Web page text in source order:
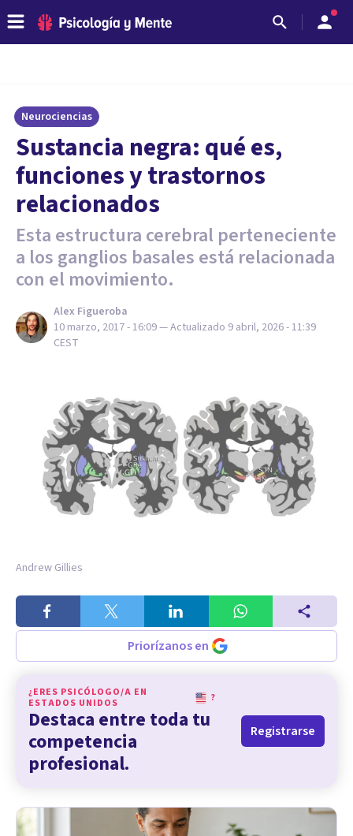
Neurociencias
Sustancia negra: qué es,
funciones y trastornos
relacionados
Esta estructura cerebral perteneciente
a los ganglios basales está relacionada
con el movimiento.
Alex Figueroba
10 marzo, 2017 - 16:09— Actualizado 9 abril, 2026 - 11:39
CEST
Andrew Gillies
Priorízanos en
¿ERES PSICÓLOGO/A EN
ESTADOS UNIDOS
?
Destaca entre toda tu
competencia
profesional.
Registrarse